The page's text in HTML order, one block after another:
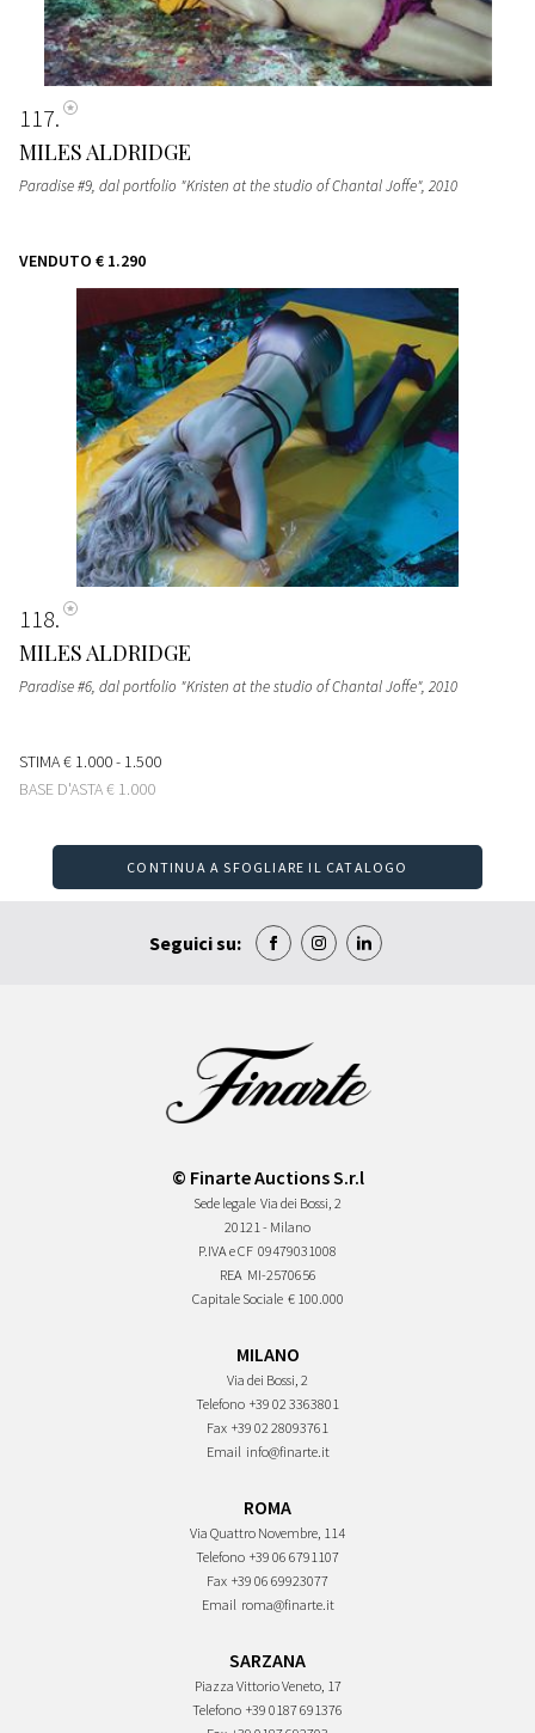
117
MILES ALDRIDGE
Paradise #9, dal portfolio "Kristen at the studio of Chantal Joffe", 2010
VENDUTO € 1.290
118
MILES ALDRIDGE
Paradise #6, dal portfolio "Kristen at the studio of Chantal Joffe", 2010
STIMA€ 1.000 - 1.500
BASE D'ASTA€ 1.000
CONTINUA A SFOGLIARE IL CATALOGO
Seguici su:
© Finarte Auctions S.r.l
Sede legale Via dei Bossi, 2
20121 - Milano
P.IVA e CF 09479031008
REA MI-2570656
Capitale Sociale € 100.000
MILANO
Via dei Bossi, 2
Telefono +39 02 3363801
Fax +39 02 28093761
Email info@finarte.it
ROMA
Via Quattro Novembre, 114
Telefono +39 06 6791107
Fax +39 06 69923077
Email roma@finarte.it
SARZANA
Piazza Vittorio Veneto, 17
Telefono +39 0187 691376